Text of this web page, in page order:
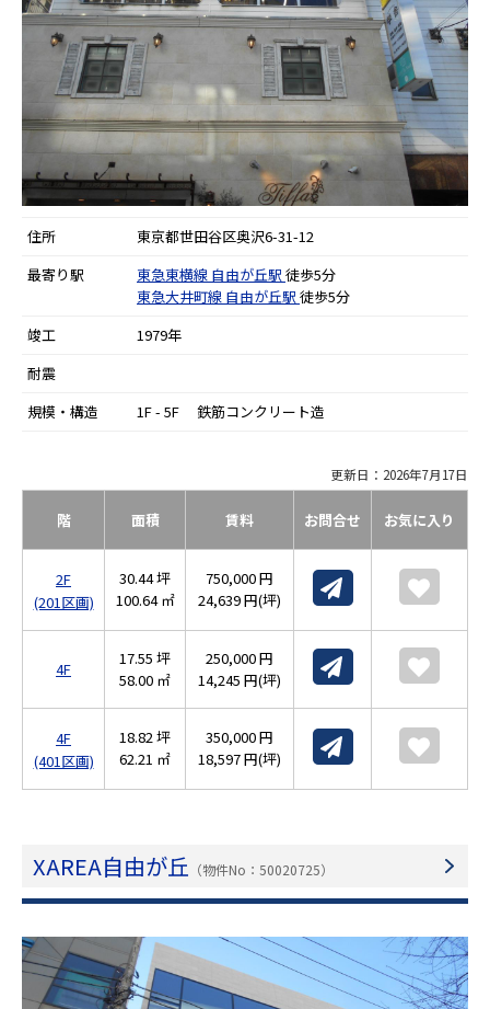
住所
東京都世田谷区奥沢6-31-12
最寄り駅
東急東横線 自由が丘駅 徒歩5分
東急大井町線 自由が丘駅 徒歩5分
竣工
1979年
耐震
規模・構造
1F - 5F 鉄筋コンクリート造
更新日：2026年7月17日
階 面積 賃料 お問合せ お気に入り
2F
(201区画)
30.44 坪
100.64 ㎡
750,000 円
24,639 円(坪)
4F
17.55 坪
58.00 ㎡
250,000 円
14,245 円(坪)
4F
(401区画)
18.82 坪
62.21 ㎡
350,000 円
18,597 円(坪)
XAREA自由が丘 （物件No：50020725）